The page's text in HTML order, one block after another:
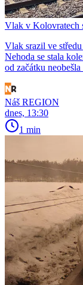
Vlak v Kolovratech
Vlak srazil ve
Nehoda se stala
od začátku
Náš REGION
dnes, 13:30
1 min